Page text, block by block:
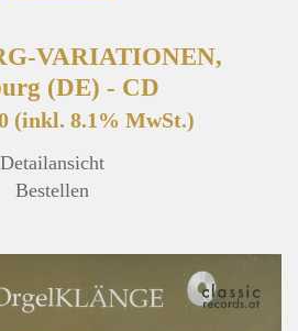
VARIATIONEN,
(DE) - CD
(inkl. 8.1% MwSt.)
Detailansicht
Bestellen